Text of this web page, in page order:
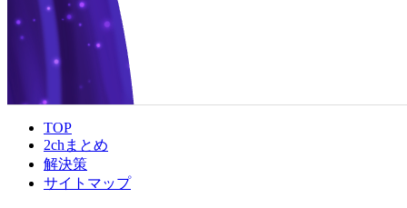
TOP
2chまとめ
解決策
サイトマップ